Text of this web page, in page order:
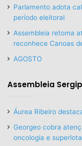
Parlamento adota
período eleitoral
Assembleia retoma
reconhece Canoas
AGOSTO
Assembleia
Áurea Ribeiro
Georgeo cobra
oncologia e